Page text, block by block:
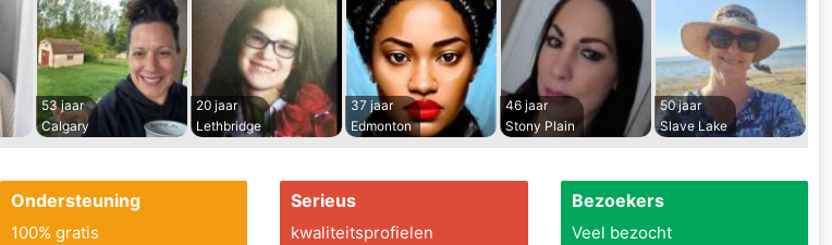
53 jaar
Calgary
20 jaar
Lethbridge
37 jaar
Edmonton
46 jaar
Stony Plain
50 jaar
Slave Lake
Ondersteuning
100% gratis
Serieus
kwaliteitsprofielen
Bezoekers
Veel bezocht